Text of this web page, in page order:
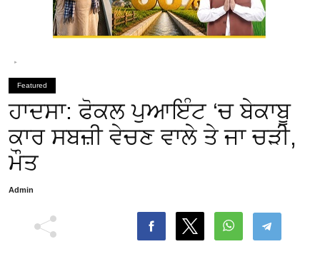
Featured
ਹਾਦਸਾ: ਫੋਕਲ ਪੁਆਇੰਟ ‘ਚ ਬੇਕਾਬੂ
ਕਾਰ ਸਬਜ਼ੀ ਵੇਚਣ ਵਾਲੇ ਤੇ ਜਾ ਚੜੀ,
ਮੌਤ
Admin